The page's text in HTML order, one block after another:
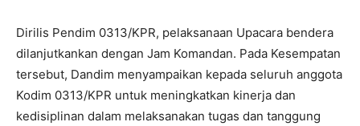
Dirilis Pendim 0313/KPR, pelaksanaan Upacara bendera
dilanjutkankan dengan Jam Komandan. Pada Kesempatan
tersebut, Dandim menyampaikan kepada seluruh anggota
Kodim 0313/KPR untuk meningkatkan kinerja dan
kedisiplinan dalam melaksanakan tugas dan tanggung